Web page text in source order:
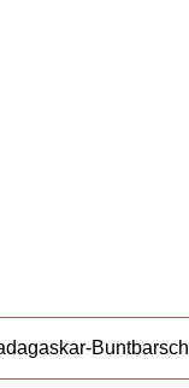
Buntbarsch